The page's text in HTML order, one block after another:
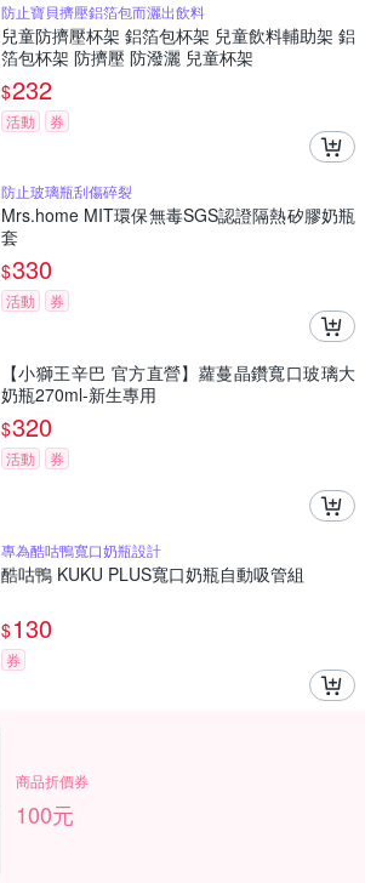
防止寶貝擠壓鋁箔包而灑出飲料
兒童防擠壓杯架 鋁箔包杯架 兒童飲料輔助架 鋁
箔包杯架 防擠壓 防潑灑 兒童杯架
$232
活動 券
防止玻璃瓶刮傷碎裂
Mrs.home MIT環保無毒SGS認證隔熱矽膠奶瓶
套
$330
活動 券
【小獅王辛巴 官方直營】蘿蔓晶鑽寬口玻璃大
奶瓶270ml-新生專用
$320
活動 券
專為酷咕鴨寬口奶瓶設計
酷咕鴨 KUKU PLUS寬口奶瓶自動吸管組
$130
券
商品折價券
100元